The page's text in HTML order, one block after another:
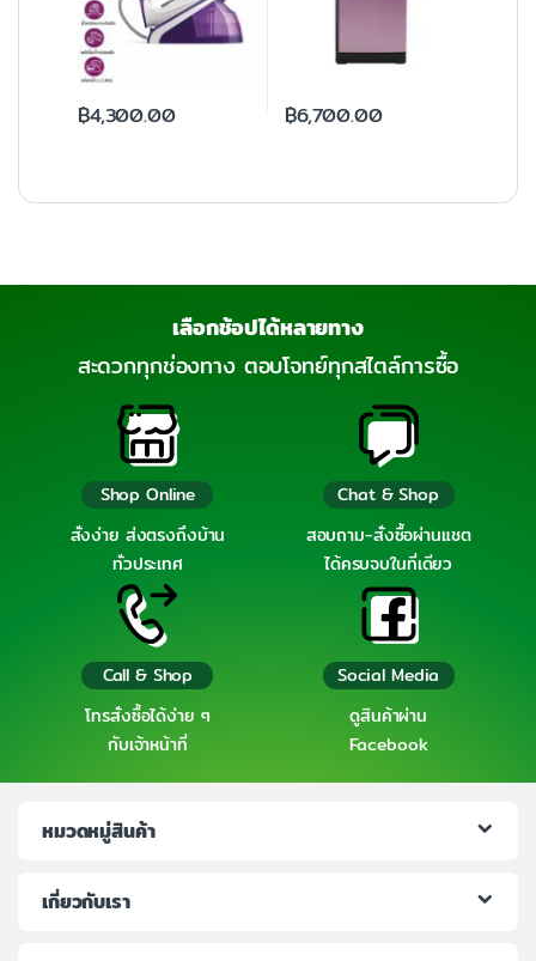
฿4,300.00 ฿6,700.00
เลือกช้อปได้หลายทาง
สะดวกทุกช่องทาง ตอบโจทย์ทุกสไตล์การซื้อ
Shop Online
สั่งง่าย ส่งตรงถึงบ้าน
ทั่วประเทศ
Chat & Shop
สอบถาม-สั่งซื้อผ่านแชต
ได้ครบจบในที่เดียว
Call & Shop
โทรสั่งซื้อได้ง่าย ๆ
กับเจ้าหน้าที่
Social Media
ดูสินค้าผ่าน
Facebook
หมวดหมู่สินค้า
เกี่ยวกับเรา